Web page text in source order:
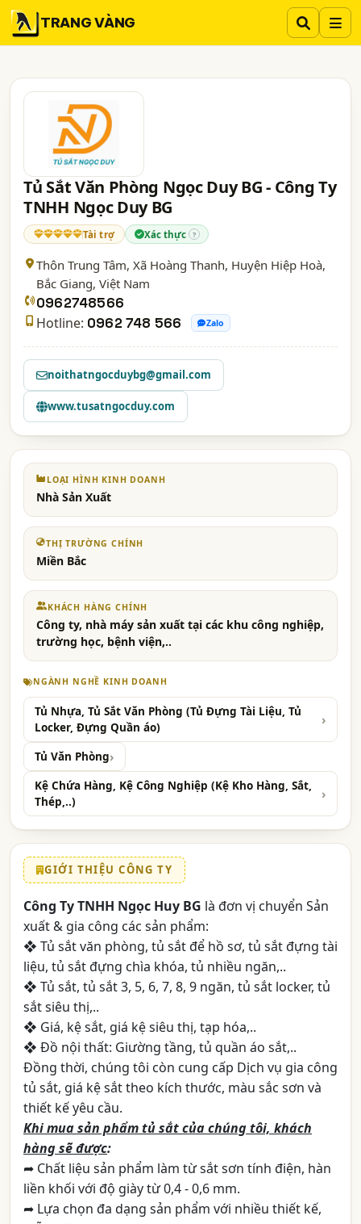
TRANG VÀNG
Tủ Sắt Văn Phòng Ngọc Duy BG - Công Ty
TNHH Ngọc Duy BG
Tài trợ Xác thực ?
Thôn Trung Tâm, Xã Hoàng Thanh, Huyện Hiệp Hoà,
Bắc Giang, Việt Nam
0962748566
Hotline: 0962 748 566 Zalo
noithatngocduybg@gmail.com
www.tusatngocduy.com
LOẠI HÌNH KINH DOANH
Nhà Sản Xuất
THỊ TRƯỜNG CHÍNH
Miền Bắc
KHÁCH HÀNG CHÍNH
Công ty, nhà máy sản xuất tại các khu công nghiệp,
trường học, bệnh viện,..
NGÀNH NGHỀ KINH DOANH
Tủ Nhựa, Tủ Sắt Văn Phòng (Tủ Đựng Tài Liệu, Tủ
Locker, Đựng Quần áo)
Tủ Văn Phòng
Kệ Chứa Hàng, Kệ Công Nghiệp (Kệ Kho Hàng, Sắt,
Thép,..)
GIỚI THIỆU CÔNG TY
Công Ty TNHH Ngọc Huy BG là đơn vị chuyển Sản
xuất & gia công các sản phẩm:
❖ Tủ sắt văn phòng, tủ sắt để hồ sơ, tủ sắt đựng tài
liệu, tủ sắt đựng chìa khóa, tủ nhiều ngăn,..
❖ Tủ sắt, tủ sắt 3, 5, 6, 7, 8, 9 ngăn, tủ sắt locker, tủ
sắt siêu thị,..
❖ Giá, kệ sắt, giá kệ siêu thị, tạp hóa,..
❖ Đồ nội thất: Giường tầng, tủ quần áo sắt,..
Đồng thời, chúng tôi còn cung cấp Dịch vụ gia công
tủ sắt, giá kệ sắt theo kích thước, màu sắc sơn và
thiết kế yêu cầu.
Khi mua sản phẩm tủ sắt của chúng tôi, khách
hàng sẽ được:
➦ Chất liệu sản phẩm làm từ sắt sơn tính điện, hàn
liền khối với độ giày từ 0,4 - 0,6 mm.
➦ Lựa chọn đa dạng sản phẩm với nhiều thiết kế,